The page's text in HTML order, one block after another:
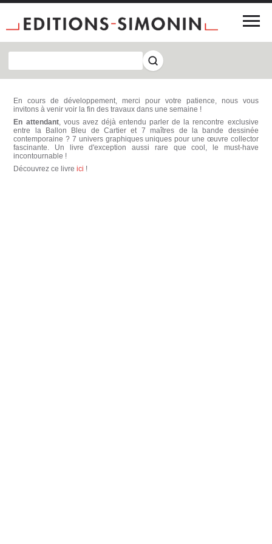
En cours de développement, merci pour votre patience, nous vous
invitons à venir voir la fin des travaux dans une semaine !
En attendant, vous avez déjà entendu parler de la rencontre exclusive
entre la Ballon Bleu de Cartier et 7 maîtres de la bande dessinée
contemporaine ? 7 univers graphiques uniques pour une œuvre collector
fascinante. Un livre d'exception aussi rare que cool, le must-have
incontournable !
Découvrez ce livreici !